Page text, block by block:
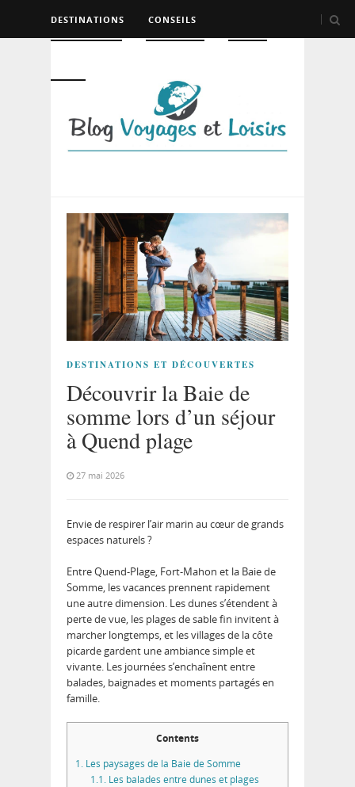
DESTINATIONS CONSEILS
DESTINATIONS ET DÉCOUVERTES
Découvrir la Baie de
somme lors d’un séjour
à Quend plage
27 mai 2026
Envie de respirer l’air marin au cœur de grands
espaces naturels ?
Entre Quend-Plage, Fort-Mahon et la Baie de
Somme, les vacances prennent rapidement
une autre dimension. Les dunes s’étendent à
perte de vue, les plages de sable fin invitent à
marcher longtemps, et les villages de la côte
picarde gardent une ambiance simple et
vivante. Les journées s’enchaînent entre
balades, baignades et moments partagés en
famille.
Contents
1. Les paysages de la Baie de Somme
1.1.Les balades entre dunes et plages